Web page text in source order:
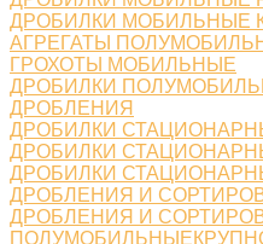
ДРОБИЛКИ МОБИЛЬНЫЕ
АГРЕГАТЫ
ГРОХОТЫ МОБИЛЬНЫЕ
ДРОБИЛКИ
ДРОБЛЕНИЯ
ДРОБИЛКИ
ДРОБИЛКИ
ДРОБИЛКИ
ДРОБЛЕНИЯ И
ДРОБЛЕНИЯ И